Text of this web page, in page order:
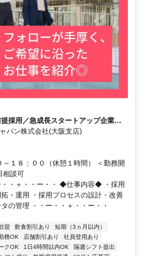
採用／急成長スタートアップ企業／
パン株式会社(大阪支店)
１８：００（休憩１時間） ＜勤務開
相談可
・＋・・ー・・ ◆仕事内容◆ ・採用
・運用 ・採用プロセスの設計・改善
の管理 ・・ー・・＋・・ー・・
迎 飲食割引あり
短期（3ヵ月以内）
務OK 店舗割引あり
社員登用あり
クOK 1日4時間以内OK
隔週シフト提出